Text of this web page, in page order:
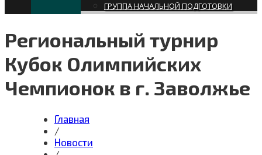
ГРУППА НАЧАЛЬНОЙ ПОДГОТОВКИ
Региональный турнир
Кубок Олимпийских
Чемпионок в г. Заволжье
Главная
/
Новости